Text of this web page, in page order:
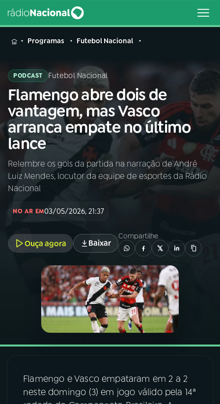
MENU
Buscar
na
Rádio
Nacional
Buscar
AO VIVO
01 INÍCIO
02A RÁDIO
03PROGRAMAÇÃO
PROGRAMAS
PODCASTS
Programas Futebol Nacional
PODCAST Futebol Nacional
Flamengo abre dois de
vantagem, mas Vasco
arranca empate no último
lance
Relembre os gols da partida na narração de André
Luiz Mendes, locutor da equipe de esportes da Rádio
Nacional
NO AR EM03/05/2026, 21:37
Ouça agora Baixar
Compartilhe
Flamengo e Vasco empataram em 2 a 2
neste domingo (3) em jogo válido pela 14ª